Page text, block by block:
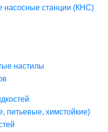
насосные станции (КНС)
настилы
питьевые, химстойкие)